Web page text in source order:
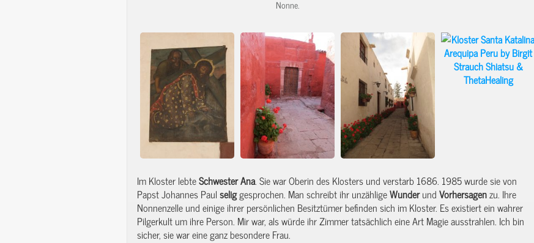
Nonne.
Im Kloster lebteSchwesterAna. Sie war Oberin des Klosters und verstarb 1686. 1985 wurde sie von
Papst Johannes Paulseliggesprochen. Man schreibt ihr unzähligeWunderundVorhersagenzu. Ihre
Nonnenzelle und einige ihrer persönlichen Besitztümer befinden sich im Kloster. Es existiert ein wahrer
Pilgerkult um ihre Person. Mir war, als würde ihr Zimmer tatsächlich eine Art Magie ausstrahlen. Ich bin
sicher, sie war eine ganz besondere Frau.